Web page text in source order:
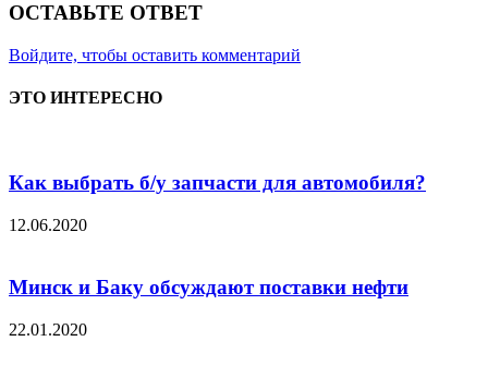
ОСТАВЬТЕ ОТВЕТ
Войдите, чтобы оставить комментарий
ЭТО ИНТЕРЕСНО
Как выбрать б/у запчасти для автомобиля?
12.06.2020
Минск и Баку обсуждают поставки нефти
22.01.2020